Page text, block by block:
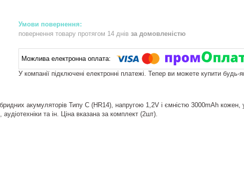
повернення товару протягом 14 днів за домовленістю
У компанії підключені електронні платежі. Тепер ви можете купити будь-
акумуляторів Типу C (HR14), напругою 1,2V і ємністю 3000mAh
аудіотехніки та ін. Ціна вказана за комплект (2шт).